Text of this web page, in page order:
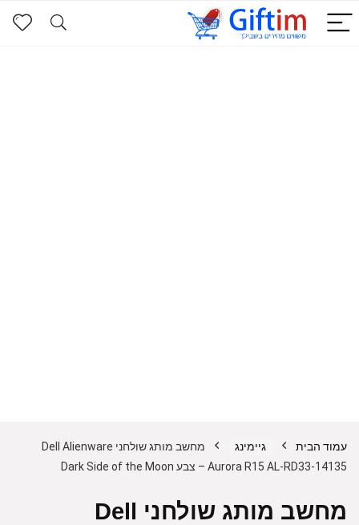
עמוד הבית גיימינג
מחשב מותג שולחני ‎Dell Alienware
Aurora R15 AL-RD33-14135 – צבע Dark Side of the Moon
מחשב מותג שולחני ‎Dell